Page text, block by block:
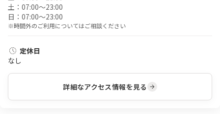
土： 07:00〜23:00
日： 07:00〜23:00
※時間外のご利用についてはご相談ください
定休日
なし
詳細なアクセス情報を見る